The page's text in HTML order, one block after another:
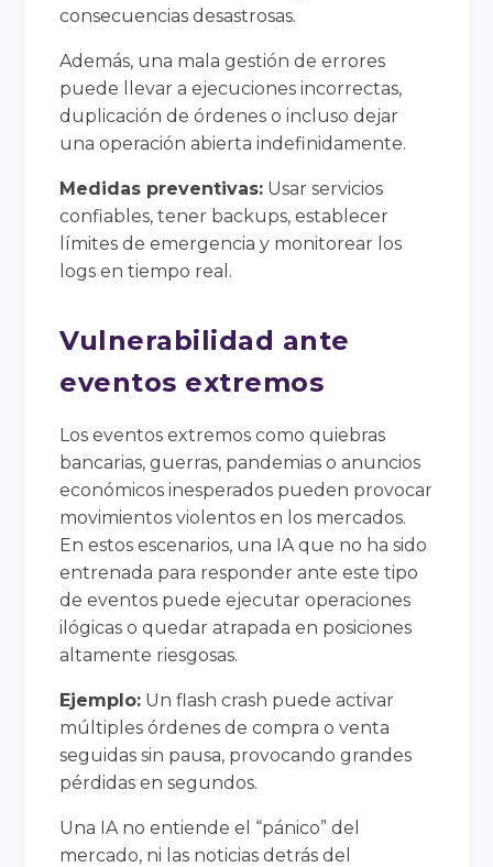
consecuencias desastrosas.
Además, una mala gestión de errores
puede llevar a ejecuciones incorrectas,
duplicación de órdenes o incluso dejar
una operación abierta indefinidamente.
Medidas preventivas: Usar servicios
confiables, tener backups, establecer
límites de emergencia y monitorear los
logs en tiempo real.
Vulnerabilidad ante
eventos extremos
Los eventos extremos como quiebras
bancarias, guerras, pandemias o anuncios
económicos inesperados pueden provocar
movimientos violentos en los mercados.
En estos escenarios, una IA que no ha sido
entrenada para responder ante este tipo
de eventos puede ejecutar operaciones
ilógicas o quedar atrapada en posiciones
altamente riesgosas.
Ejemplo: Un flash crash puede activar
múltiples órdenes de compra o venta
seguidas sin pausa, provocando grandes
pérdidas en segundos.
Una IA no entiende el “pánico” del
mercado, ni las noticias detrás del